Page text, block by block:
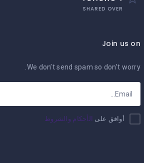
SHARED OVER
Join us on
We don’t send spam so don’t worry.
أوافق على الأحكام والشروط